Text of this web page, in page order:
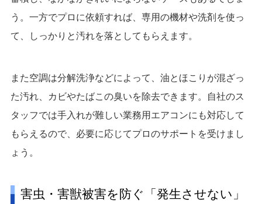
う。一方でプロに依頼すれば、専用の機材や洗剤を使っ
て、しっかりと汚れを落としてもらえます。
また空調は分解洗浄などによって、油とほこりが混ざっ
た汚れ、カビやたばこの臭いを除去できます。自社のス
タッフでは手入れが難しい業務用エアコンにも対応して
もらえるので、必要に応じてプロのサポートを受けまし
ょう。
害虫・害獣被害を防ぐ「発生させない」